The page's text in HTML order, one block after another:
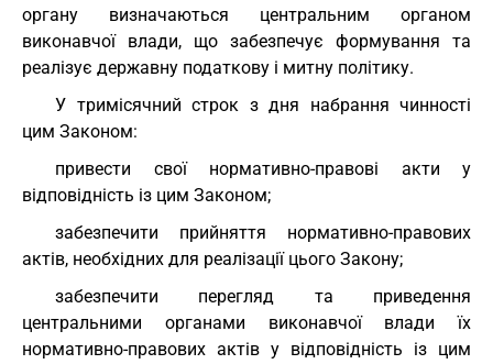
органу визначаються центральним органом
виконавчої влади, що забезпечує формування та
реалізує державну податкову і митну політику.
У тримісячний строк з дня набрання чинності
цим Законом:
привести свої нормативно-правові акти у
відповідність із цим Законом;
забезпечити прийняття нормативно-правових
актів, необхідних для реалізації цього Закону;
забезпечити перегляд та приведення
центральними органами виконавчої влади їх
нормативно-правових актів у відповідність із цим